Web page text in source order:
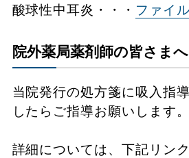
酸球性中耳炎・・・ ファイ
院外薬局薬剤師の皆さまへ
当院発行の処方箋に吸入指
したらご指導お願いします。
詳細については、下記リン